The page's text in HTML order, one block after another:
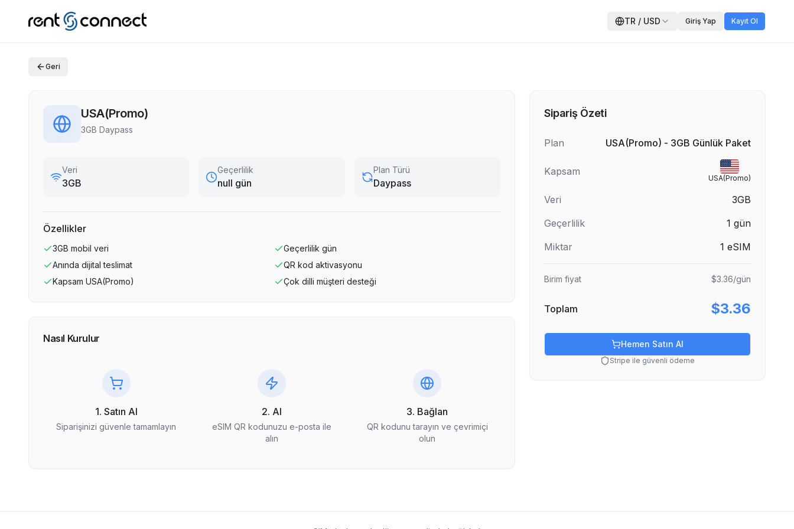
TR / USD Giriş Yap Kayıt Ol
Geri
USA(Promo)
3GB Daypass
Veri
3GB
Geçerlilik
null gün
Plan Türü
Daypass
Özellikler
3GB mobil veri Geçerlilik gün
Anında dijital teslimat
QR kod aktivasyonu
Kapsam USA(Promo) Çok dilli müşteri desteği
Nasıl Kurulur
1. Satın Al
Siparişinizi güvenle tamamlayın
2. Al
eSIM QR kodunuzu e-posta ile
alın
3. Bağlan
QR kodunu tarayın ve çevrimiçi
olun
Sipariş Özeti
Plan USA(Promo) - 3GB Günlük Paket
Kapsam
USA(Promo)
Veri
3GB
Geçerlilik
1 gün
Miktar
1 eSIM
Birim fiyat $3.36/gün
Toplam $3.36
Hemen Satın Al
Stripe ile güvenli ödeme